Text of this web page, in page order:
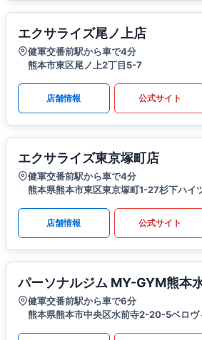
エクサライズ尾ノ上店
健軍交番前駅から車で4分
熊本市東区尾ノ上2丁目5-7
店舗情報 公式サイト
エクサライズ東京塚町店
健軍交番前駅から車で4分
熊本県熊本市東区東京塚町1-27杉下ハイ
店舗情報 公式サイト
パーソナルジム MY-GYM熊本
健軍交番前駅から車で6分
熊本県熊本市中央区水前寺2-20-5ベロヴ